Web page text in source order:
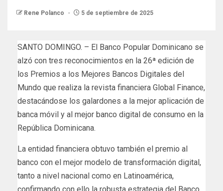
Rene Polanco 5 de septiembre de 2025
SANTO DOMINGO. – El Banco Popular Dominicano se
alzó con tres reconocimientos en la 26ª edición de
los Premios a los Mejores Bancos Digitales del
Mundo que realiza la revista financiera Global Finance,
destacándose los galardones a la mejor aplicación de
banca móvil y al mejor banco digital de consumo en la
República Dominicana.
La entidad financiera obtuvo también el premio al
banco con el mejor modelo de transformación digital,
tanto a nivel nacional como en Latinoamérica,